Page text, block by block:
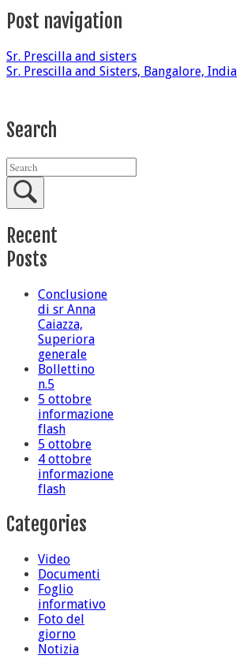
Post navigation
Sr. Prescilla and sisters
Sr. Prescilla and Sisters, Bangalore, India
Search
Recent
Posts
Conclusione
di sr Anna
Caiazza,
Superiora
generale
Bollettino
n.5
5 ottobre
informazione
flash
5 ottobre
4 ottobre
informazione
flash
Categories
Video
Documenti
Foglio
informativo
Foto del
giorno
Notizia